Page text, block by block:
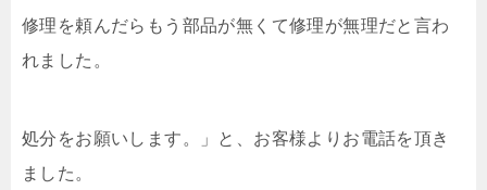
修理を頼んだらもう部品が無くて修理が無理だと言わ
れました。
処分をお願いします。」と、お客様よりお電話を頂き
ました。